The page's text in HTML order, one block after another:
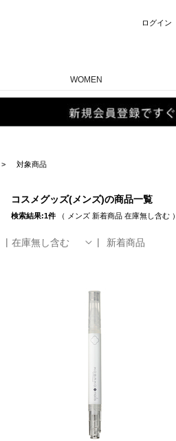
ログイン
WOMEN
対象商品
コスメグッズ(メンズ)の商品一覧
検索結果:1件（ メンズ 新着商品 在庫無し含む）
在庫無し含む 新着商品